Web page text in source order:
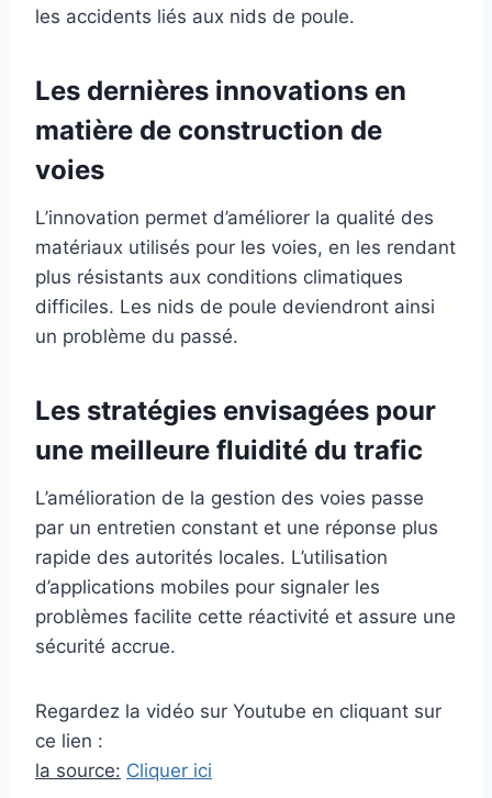
les accidents liés aux nids de poule.
Les dernières innovations en
matière de construction de
voies
L’innovation permet d’améliorer la qualité des
matériaux utilisés pour les voies, en les rendant
plus résistants aux conditions climatiques
difficiles. Les nids de poule deviendront ainsi
un problème du passé.
Les stratégies envisagées pour
une meilleure fluidité du trafic
L’amélioration de la gestion des voies passe
par un entretien constant et une réponse plus
rapide des autorités locales. L’utilisation
d’applications mobiles pour signaler les
problèmes facilite cette réactivité et assure une
sécurité accrue.
Regardez la vidéo sur Youtube en cliquant sur
ce lien :
la source: Cliquer ici